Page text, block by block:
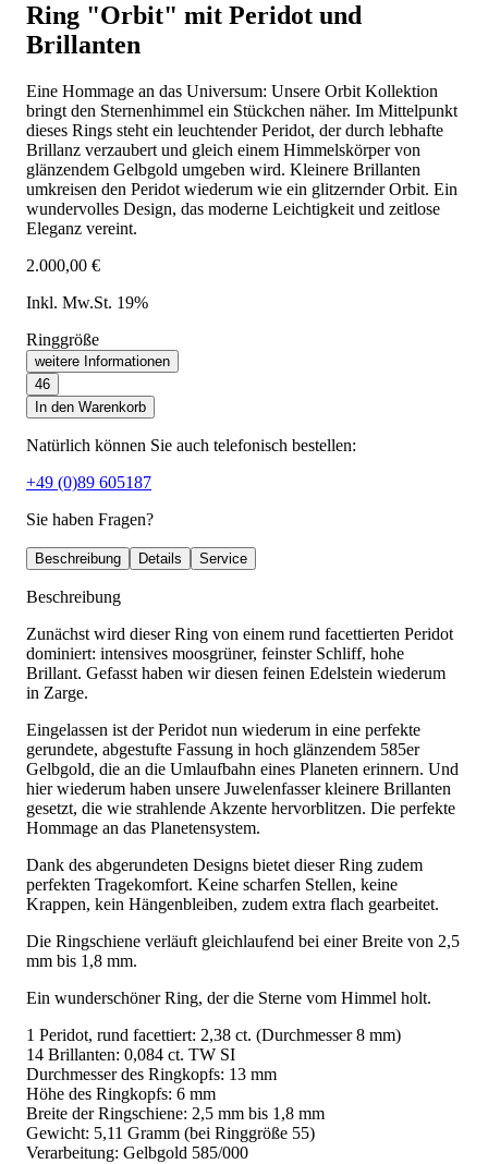
Ring "Orbit" mit Peridot und
Brillanten
Eine Hommage an das Universum: Unsere Orbit Kollektion
bringt den Sternenhimmel ein Stückchen näher. Im Mittelpunkt
dieses Rings steht ein leuchtender Peridot, der durch lebhafte
Brillanz verzaubert und gleich einem Himmelskörper von
glänzendem Gelbgold umgeben wird. Kleinere Brillanten
umkreisen den Peridot wiederum wie ein glitzernder Orbit. Ein
wundervolles Design, das moderne Leichtigkeit und zeitlose
Eleganz vereint.
2.000,00 €
Inkl. Mw.St. 19%
Ringgröße
weitere Informationen
46
In den Warenkorb
Natürlich können Sie auch telefonisch bestellen:
+49 (0)89 605187
Sie haben Fragen?
Beschreibung Details Service
Beschreibung
Zunächst wird dieser Ring von einem rund facettierten Peridot
dominiert: intensives moosgrüner, feinster Schliff, hohe
Brillant. Gefasst haben wir diesen feinen Edelstein wiederum
in Zarge.
Eingelassen ist der Peridot nun wiederum in eine perfekte
gerundete, abgestufte Fassung in hoch glänzendem 585er
Gelbgold, die an die Umlaufbahn eines Planeten erinnern. Und
hier wiederum haben unsere Juwelenfasser kleinere Brillanten
gesetzt, die wie strahlende Akzente hervorblitzen. Die perfekte
Hommage an das Planetensystem.
Dank des abgerundeten Designs bietet dieser Ring zudem
perfekten Tragekomfort. Keine scharfen Stellen, keine
Krappen, kein Hängenbleiben, zudem extra flach gearbeitet.
Die Ringschiene verläuft gleichlaufend bei einer Breite von 2,5
mm bis 1,8 mm.
Ein wunderschöner Ring, der die Sterne vom Himmel holt.
1 Peridot, rund facettiert: 2,38 ct. (Durchmesser 8 mm)
14 Brillanten: 0,084 ct. TW SI
Durchmesser des Ringkopfs: 13 mm
Höhe des Ringkopfs: 6 mm
Breite der Ringschiene: 2,5 mm bis 1,8 mm
Gewicht: 5,11 Gramm (bei Ringgröße 55)
Verarbeitung: Gelbgold 585/000